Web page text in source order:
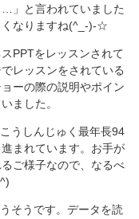
」と言われていました
くなりますね(^_-)-☆
PPTをレッスンされて
レッスンをされている
ーの際の説明やポイン
ました。
うしんじゅく最年長94
まれています。お手が
ご様子なので、なるべ
そうです。データを読